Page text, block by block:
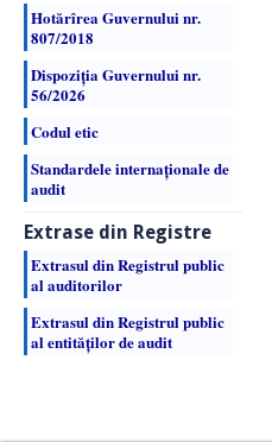
Hotărîrea Guvernului nr.
807/2018
Dispoziția Guvernului nr.
56/2026
Codul etic
Standardele internaţionale de
audit
Extrase din Registre
​Extrasul din Registrul public
al auditorilor
Extrasul din Registrul public
al entităților de audit